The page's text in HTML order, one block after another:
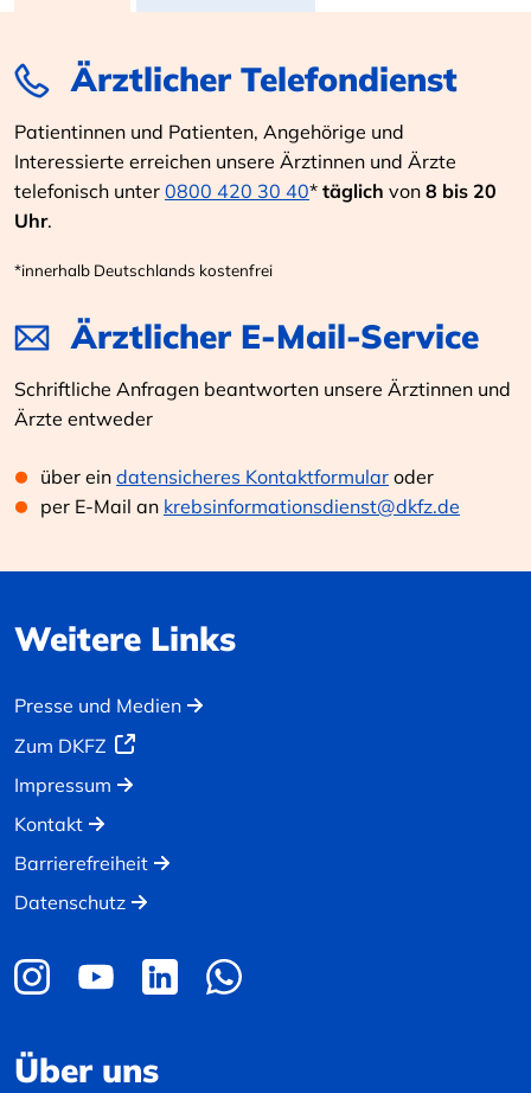
Ärztlicher Telefondienst
Patientinnen und Patienten, Angehörige und
Interessierte erreichen unsere Ärztinnen und Ärzte
telefonisch unter 0800 420 30 40* täglich von 8 bis 20
Uhr.
*innerhalb Deutschlands kostenfrei
Ärztlicher E-Mail-Service
Schriftliche Anfragen beantworten unsere Ärztinnen und
Ärzte entweder
über ein datensicheres Kontaktformular oder
per E-Mail an krebsinformationsdienst@dkfz.de
Weitere Links
Presse und Medien
Zum DKFZ
Impressum
Kontakt
Barrierefreiheit
Datenschutz
Über uns